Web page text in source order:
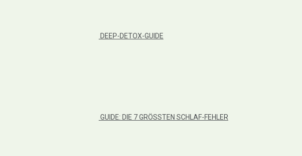
DEEP-DETOX-GUIDE
GUIDE: DIE 7 GRÖSSTEN SCHLAF-FEHLER